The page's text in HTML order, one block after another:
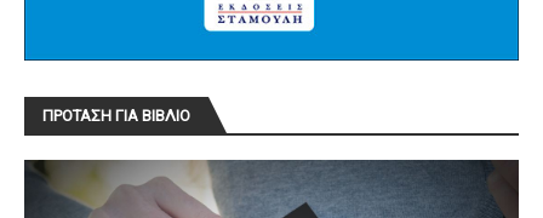
ΠΡΟΤΑΣΗ ΓΙΑ ΒΙΒΛΙΟ